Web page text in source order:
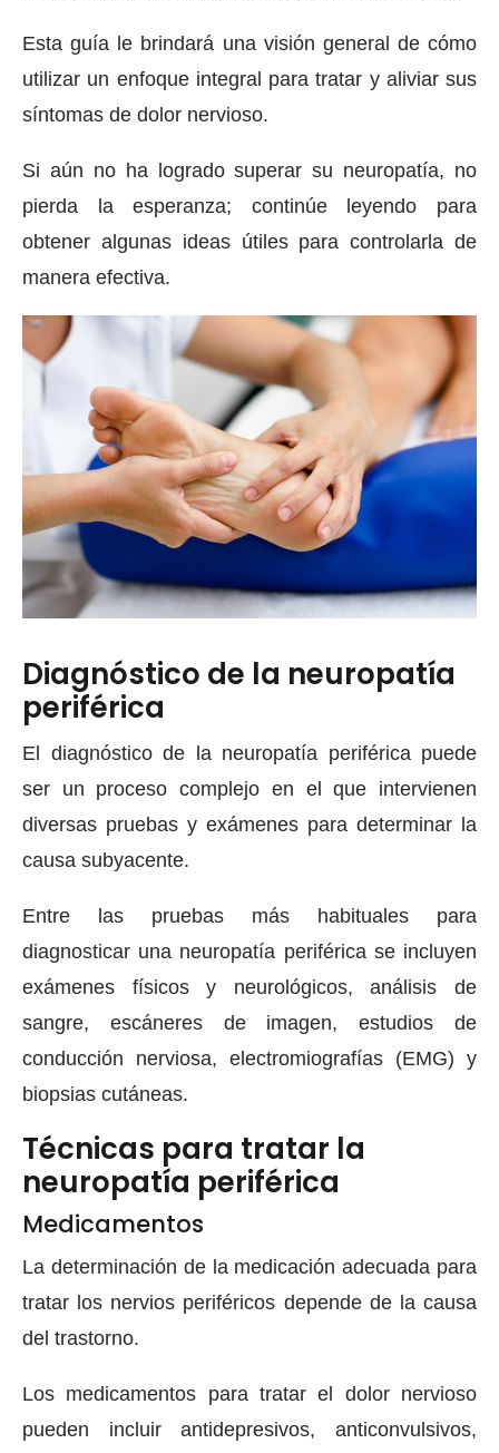
Esta guía le brindará una visión general de cómo
utilizar un enfoque integral para tratar y aliviar sus
síntomas de dolor nervioso.
Si aún no ha logrado superar su neuropatía, no
pierda la esperanza; continúe leyendo para
obtener algunas ideas útiles para controlarla de
manera efectiva.
Diagnóstico de la neuropatía
periférica
El diagnóstico de la neuropatía periférica puede
ser un proceso complejo en el que intervienen
diversas pruebas y exámenes para determinar la
causa subyacente.
Entre las pruebas más habituales para
diagnosticar una neuropatía periférica se incluyen
exámenes físicos y neurológicos, análisis de
sangre, escáneres de imagen, estudios de
conducción nerviosa, electromiografías (EMG) y
biopsias cutáneas.
Técnicas para tratar la
neuropatía periférica
Medicamentos
La determinación de la medicación adecuada para
tratar los nervios periféricos depende de la causa
del trastorno.
Los medicamentos para tratar el dolor nervioso
pueden incluir antidepresivos, anticonvulsivos,